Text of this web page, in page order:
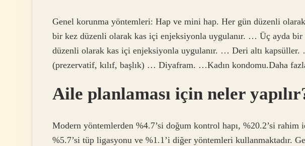
Genel korunma yöntemleri: Hap ve mini hap. Her gün düzenli
bir kez düzenli olarak kas içi enjeksiyonla uygulanır. … Üç ayda
düzenli olarak kas içi enjeksiyonla uygulanır. … Deri altı
(prezervatif, kılıf, başlık) … Diyafram. …Kadın kondomu.Daha
Aile planlaması için neler
Modern yöntemlerden %4.7’si doğum kontrol hapı, %20.2’si
%5.7’si tüp ligasyonu ve %1.1’i diğer yöntemleri kullanmaktadır.